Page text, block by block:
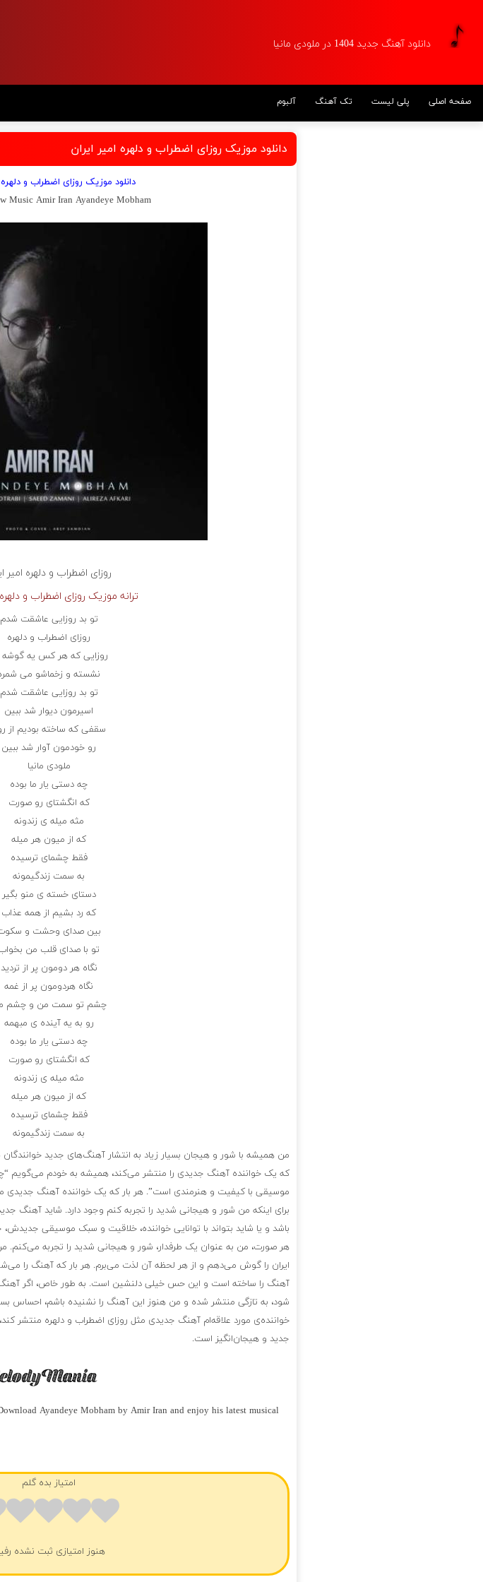
دانلود آهنگ جدید 1404 در ملودی مانیا
صفحه اصلی پلی لیست تک آهنگ آلبوم
دانلود موزیک روزای اضطراب و دلهره امیر ایران
دانلود موزیک روزای اضطراب و دلهره
Music Amir Iran Ayandeye Mobham
روزای اضطراب و دلهره امیر
ترانه موزیک روزای اضطراب و دلهره
تو بد روزایی عاشقت شدم
روزای اضطراب و دلهره
روزایی که هر کس یه گوشه
نشسته و زخماشو می
تو بد روزایی عاشقت شدم
اسیرمون دیوار شد ببین
سقفی که ساخته بودیم از
رو خودمون آوار شد ببین
ملودی مانیا
چه دستی یار ما بوده
که انگشتای رو صورت
مثه میله ی زندونه
که از میون هر میله
فقط چشمای ترسیده
به سمت زندگیمونه
دستای خسته ی منو بگیر
که رد بشیم از همه عذاب
بین صدای وحشت و
تو با صدای قلب من
نگاه هر دومون پر از تردید
نگاه هردومون پر از غمه
چشم تو سمت من و چشم
رو به یه آینده ی مبهمه
چه دستی یار ما بوده
که انگشتای رو صورت
مثه میله ی زندونه
که از میون هر میله
فقط چشمای ترسیده
به سمت زندگیمونه
من همیشه با شور و هیجان بسیار زیاد به انتشار آهنگ‌های جدید خوانندگان
که یک خواننده آهنگ جدیدی را منتشر می‌کند، همیشه به خودم می‌گویم
موسیقی با کیفیت و هنرمندی است”. هر بار که یک خواننده آهنگ جدیدی
برای اینکه من شور و هیجانی شدید را تجربه کنم وجود دارد. شاید آهنگ
باشد و یا شاید بتواند با توانایی خواننده، خلاقیت و سبک موسیقی
هر صورت، من به عنوان یک طرفدار، شور و هیجانی شدید را تجربه می‌کنم.
ایران را گوش می‌دهم و از هر لحظه آن لذت می‌برم. هر بار که آهنگ را
آهنگ را ساخته است و این حس خیلی دلنشین است. به طور خاص، اگر آهنگ
شود، به تازگی منتشر شده و من هنوز این آهنگ را نشنیده باشم، احساس
خواننده‌ی مورد علاقه‌ام آهنگ جدیدی مثل روزای اضطراب و دلهره منتشر
جدید و هیجان‌انگیز است.
Ayandeye Mobham by Amir Iran and enjoy his latest musical
امتیاز بده گلم
هنوز امتیازی ثبت نشده